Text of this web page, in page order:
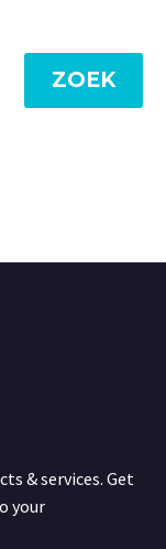
ZOEK
& services. Get
your